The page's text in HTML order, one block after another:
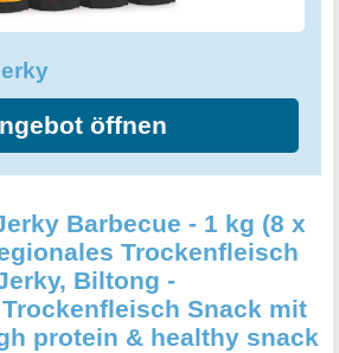
öffnen
Barbecue - 1 kg (8 x
Trockenfleisch
Biltong -
Snack mit
protein & healthy snack